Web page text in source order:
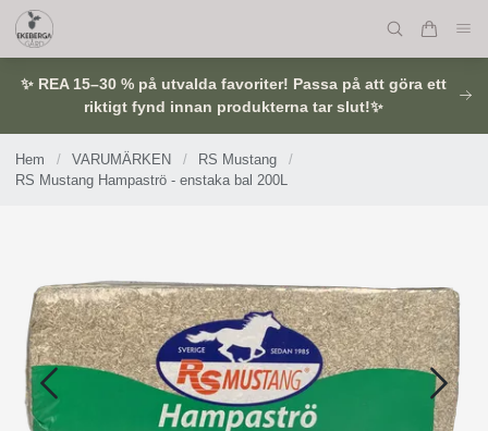
✨ REA 15–30 % på utvalda favoriter! Passa på att göra ett
riktigt fynd innan produkterna tar slut!✨
Hem / VARUMÄRKEN / RS Mustang
/
RS Mustang Hampaströ - enstaka bal 200L